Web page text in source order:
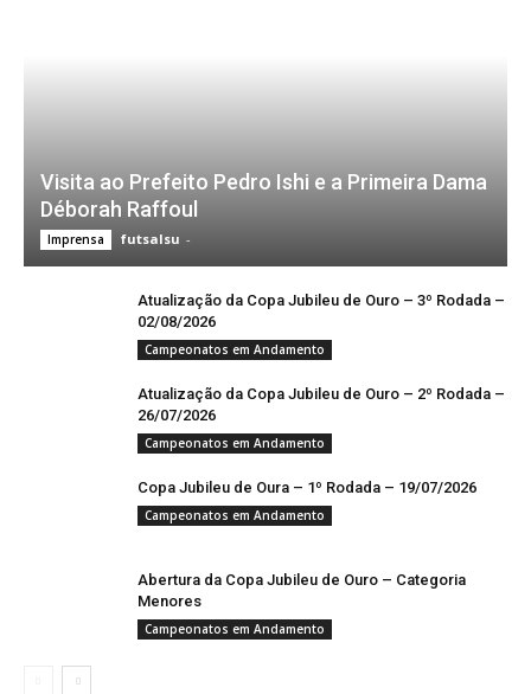
Visita ao Prefeito Pedro Ishi e a Primeira Dama
Déborah Raffoul
Imprensa futsalsu -
Atualização da Copa Jubileu de Ouro – 3º Rodada –
02/08/2026
Campeonatos em Andamento
Atualização da Copa Jubileu de Ouro – 2º Rodada –
26/07/2026
Campeonatos em Andamento
Copa Jubileu de Oura – 1º Rodada – 19/07/2026
Campeonatos em Andamento
Abertura da Copa Jubileu de Ouro – Categoria
Menores
Campeonatos em Andamento